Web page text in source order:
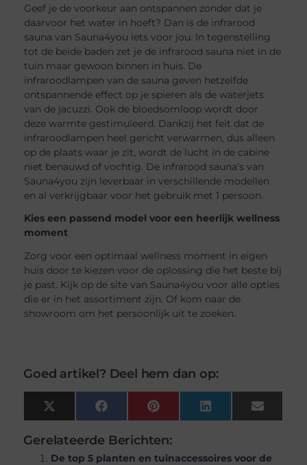
Geef je de voorkeur aan ontspannen zonder dat je
daarvoor het water in hoeft? Dan is de infrarood
sauna van Sauna4you iets voor jou. In tegenstelling
tot de beide baden zet je de infrarood sauna niet in de
tuin maar gewoon binnen in huis. De
infraroodlampen van de sauna geven hetzelfde
ontspannende effect op je spieren als de waterjets
van de jacuzzi. Ook de bloedsomloop wordt door
deze warmte gestimuleerd. Dankzij het feit dat de
infraroodlampen heel gericht verwarmen, dus alleen
op de plaats waar je zit, wordt de lucht in de cabine
niet benauwd of vochtig. De infrarood sauna’s van
Sauna4you zijn leverbaar in verschillende modellen
en al verkrijgbaar voor het gebruik met 1 persoon.
Kies een passend model voor een heerlijk wellness
moment
Zorg voor een optimaal wellness moment in eigen
huis door te kiezen voor de oplossing die het beste bij
je past. Kijk op de site van Sauna4you voor alle opties
die er in het assortiment zijn. Of kom naar de
showroom om het persoonlijk uit te zoeken.
Goed artikel? Deel hem dan op:
X
(Twitter)
Facebook Pinterest LinkedIn Email
Gerelateerde Berichten:
De top 5 planten en tuinaccessoires voor de